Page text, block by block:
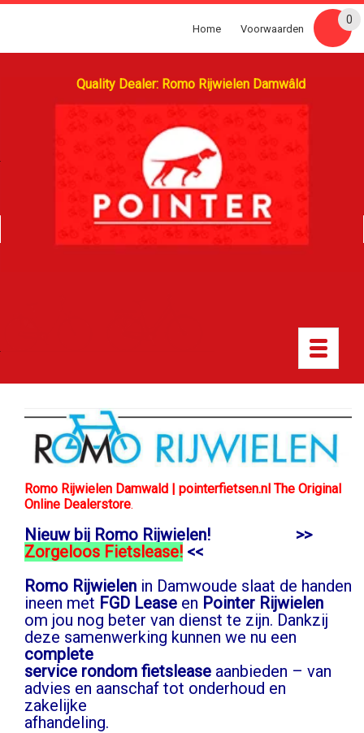
Quality Dealer: Romo Rijwielen Damwâld
Home Voorwaarden
0
Toggle
Romo Rijwielen Damwald | pointerfietsen.nl The Original
Online Dealerstore.
Nieuw bij Romo Rijwielen! >>
Zorgeloos Fietslease! <<
Romo Rijwielen in Damwoude slaat de handen
ineen met FGD Lease en Pointer Rijwielen
om jou nog beter van dienst te zijn. Dankzij
deze samenwerking kunnen we nu een
complete
service rondom fietslease aanbieden – van
advies en aanschaf tot onderhoud en
zakelijke
afhandeling.